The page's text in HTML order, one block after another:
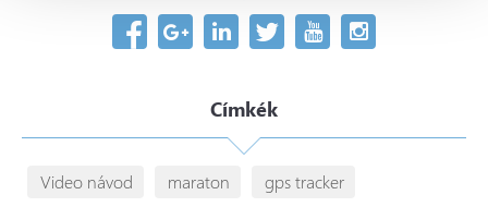
Címkék
Video návod maraton
gps tracker